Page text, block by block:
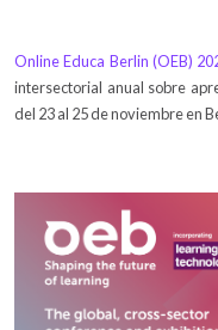
Online Educa Berlin (OEB)
intersectorial anual sobre
del 23 al 25 de noviembre en